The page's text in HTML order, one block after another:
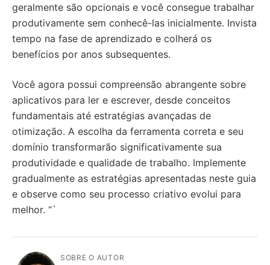
geralmente são opcionais e você consegue trabalhar
produtivamente sem conhecê-las inicialmente. Invista
tempo na fase de aprendizado e colherá os
benefícios por anos subsequentes.
Você agora possui compreensão abrangente sobre
aplicativos para ler e escrever, desde conceitos
fundamentais até estratégias avançadas de
otimização. A escolha da ferramenta correta e seu
domínio transformarão significativamente sua
produtividade e qualidade de trabalho. Implemente
gradualmente as estratégias apresentadas neste guia
e observe como seu processo criativo evolui para
melhor. “`
SOBRE O AUTOR